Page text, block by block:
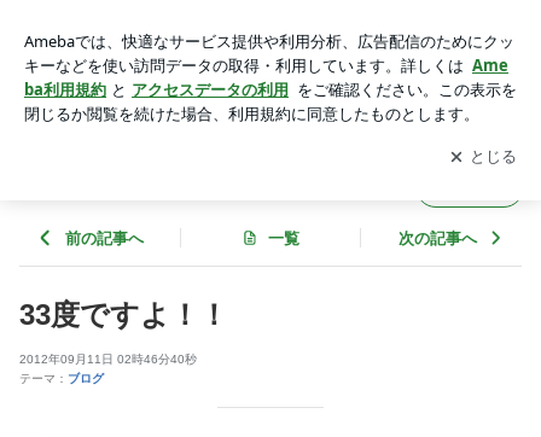
アプリをダウンロードして ブログの更新通知
を受け取りまし
ょう。
開く
前の記事へ 一覧 次の記事へ
33度ですよ！！
2012年09月11日 02時46分40秒
テーマ： ブログ